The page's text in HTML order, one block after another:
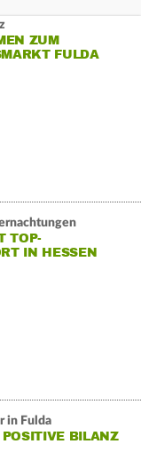
ZUM
FULDA
TOP-
IN HESSEN
in Fulda
BILANZ